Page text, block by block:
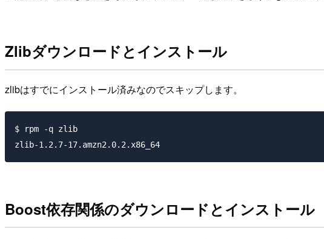
Zlibダウンロードとインストール
zlibはすでにインストール済みなのでスキップします。
$ rpm -q zlib
Boost依存関係のダウンロードとインストール